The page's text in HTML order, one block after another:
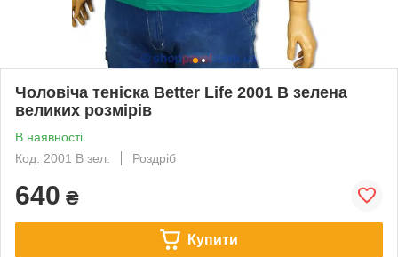
Чоловіча теніска Better Life 2001 B зелена
великих розмірів
В наявності
Код: 2001 B зел.
Роздріб
640 ₴
Купити